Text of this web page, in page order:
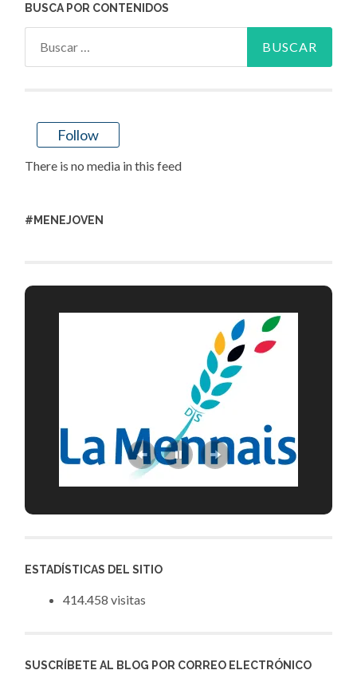
BUSCA POR CONTENIDOS
Follow
There is no media in this feed
#MENEJOVEN
ESTADÍSTICAS DEL SITIO
414.458 visitas
SUSCRÍBETE AL BLOG POR CORREO ELECTRÓNICO